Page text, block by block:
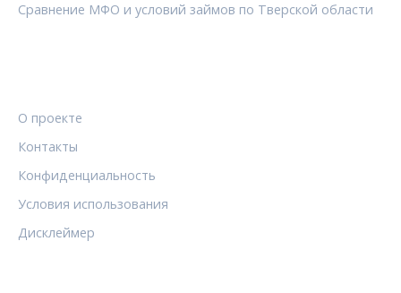
Сравнение МФО и условий займов по Тверской области
О проекте
Контакты
Конфиденциальность
Условия использования
Дисклеймер